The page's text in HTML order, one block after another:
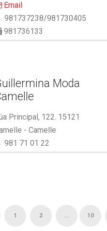
Email
981737238/981730405
981736133
Moda
Principal, 122. 15121
- Camelle
981 71 01 22
1 2 ... 10